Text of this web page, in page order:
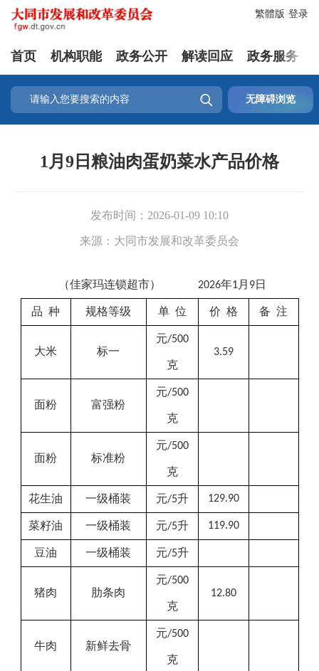
登录
繁體版
首页 机构职能 政务公开 解读回应 政务服务
 无障碍浏览
1月9日粮油肉蛋奶菜水产品价格
发布时间： 2026-01-09 10:10
来源： 大同市发展和改革委员会
（佳家玛连锁超市） 2026年1月 9日
品 种 规格等级 单 位 价 格 备 注
大米 标一
元/500
克
3.59
面粉 富强粉
元/500
克
面粉 标准粉
元/500
克
花生油 一级桶装 元/5升 129.90
菜籽油 一级桶装 元/5升 119.90
豆油 一级桶装 元/5升
猪肉 肋条肉
元/500
克
12.80
牛肉 新鲜去骨
元/500
克